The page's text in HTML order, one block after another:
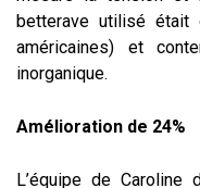
betterave utilisé était
américaines) et
inorganique.
Amélioration de 24%
L’équipe de